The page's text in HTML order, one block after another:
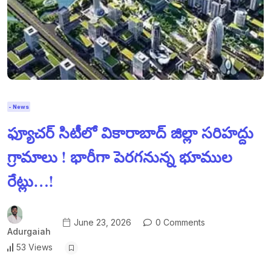
- News
ఫ్యూచర్ సిటీలో వికారాబాద్ జిల్లా సరిహద్దు
గ్రామాలు ! భారీగా పెరగనున్న భూముల
రేట్లు…!
Adurgaiah
June 23, 2026 0 Comments
53 Views